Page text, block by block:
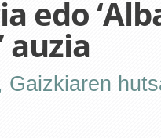
edo
auzia
Gaizkiaren